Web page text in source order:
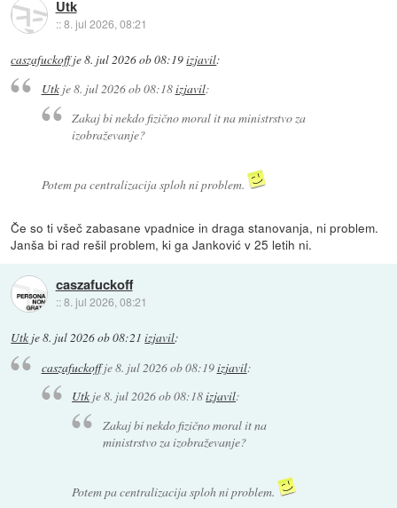
Utk
::8. jul 2026, 08:21
caszafuckoffje8. jul 2026 ob 08:19izjavil:
Utkje8. jul 2026 ob 08:18izjavil:
Zakaj bi nekdo fizično moral it na ministrstvo za
izobraževanje?
Potem pa centralizacija sploh ni problem.
Če so ti všeč zabasane vpadnice in draga stanovanja, ni problem.
Janša bi rad rešil problem, ki ga Janković v 25 letih ni.
caszafuckoff
::8. jul 2026, 08:21
Utk je8. jul 2026 ob 08:21 izjavil:
caszafuckoffje8. jul 2026 ob 08:19izjavil:
Utk je8. jul 2026 ob 08:18izjavil:
Zakaj bi nekdo fizično moral it na
ministrstvo za izobraževanje?
Potem pa centralizacija sploh ni problem.